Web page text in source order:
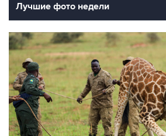
Лучшие фото недели